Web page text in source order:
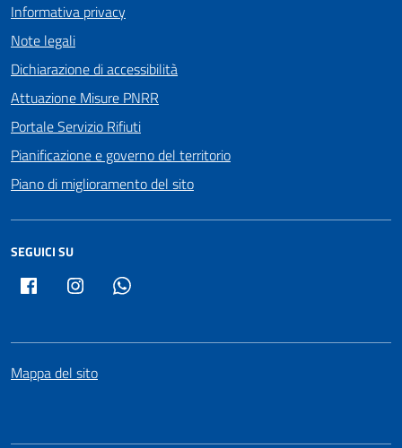
Informativa privacy
Note legali
Dichiarazione di accessibilità
Attuazione Misure PNRR
Portale Servizio Rifiuti
Pianificazione e governo del territorio
Piano di miglioramento del sito
SEGUICI SU
Facebook Instagram
Mappa del sito